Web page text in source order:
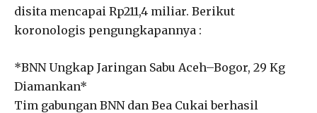
disita mencapai Rp211,4 miliar. Berikut
koronologis pengungkapannya :
*BNN Ungkap Jaringan Sabu Aceh–Bogor, 29 Kg
Diamankan*
Tim gabungan BNN dan Bea Cukai berhasil